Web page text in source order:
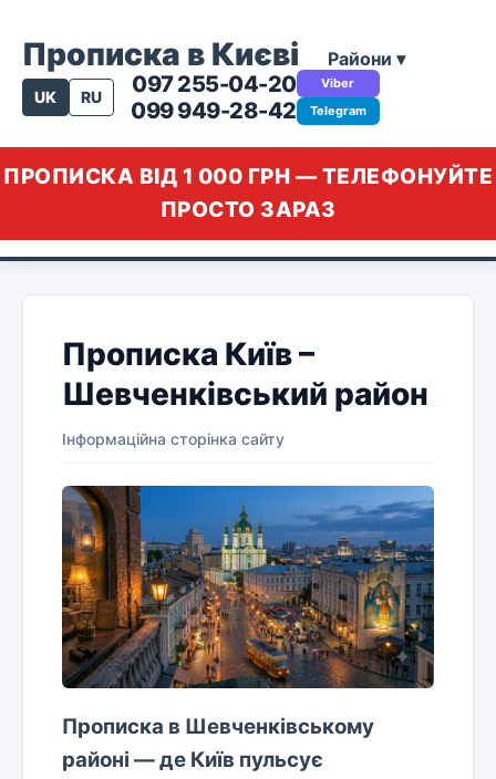
Прописка в Києві Райони ▾
UK RU
097 255-04-20
099 949-28-42
Viber
Telegram
ПРОПИСКА ВІД 1 000 ГРН — ТЕЛЕФОНУЙТЕ
ПРОСТО ЗАРАЗ
Прописка Київ –
Шевченківський район
Інформаційна сторінка сайту
Прописка в Шевченківському
районі — де Київ пульсує